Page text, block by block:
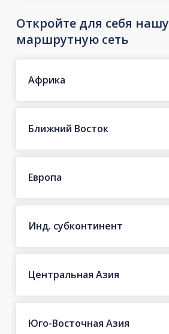
Откройте для себя нашу
маршрутную сеть
Африка
Ближний Восток
Европа
Инд. субконтинент
Центральная Азия
Юго-Восточная Азия